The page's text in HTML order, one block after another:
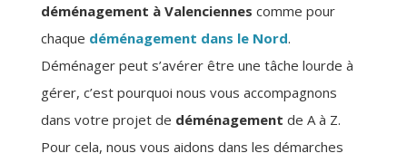
déménagement à Valenciennes comme pour
chaque déménagement dans le Nord.
Déménager peut s’avérer être une tâche lourde à
gérer, c’est pourquoi nous vous accompagnons
dans votre projet de déménagement de A à Z.
Pour cela, nous vous aidons dans les démarches